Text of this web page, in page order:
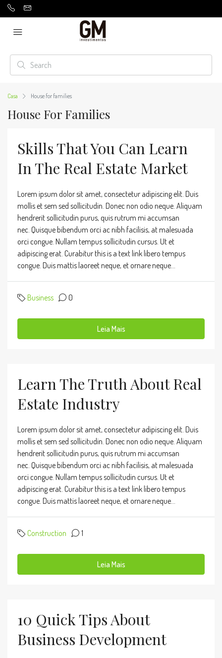
Casa House for families
House For Families
Skills That You Can Learn
In The Real Estate Market
Lorem ipsum dolor sit amet, consectetur adipiscing elit. Duis
mollis et sem sed sollicitudin. Donec non odio neque. Aliquam
hendrerit sollicitudin purus, quis rutrum mi accumsan
nec. Quisque bibendum orci ac nibh facilisis, at malesuada
orci congue. Nullam tempus sollicitudin cursus. Ut et
adipiscing erat. Curabitur this is a text link libero tempus
congue. Duis mattis laoreet neque, et ornare neque...
Business 0
Leia Mais
Learn The Truth About Real
Estate Industry
Lorem ipsum dolor sit amet, consectetur adipiscing elit. Duis
mollis et sem sed sollicitudin. Donec non odio neque. Aliquam
hendrerit sollicitudin purus, quis rutrum mi accumsan
nec. Quisque bibendum orci ac nibh facilisis, at malesuada
orci congue. Nullam tempus sollicitudin cursus. Ut et
adipiscing erat. Curabitur this is a text link libero tempus
congue. Duis mattis laoreet neque, et ornare neque...
Construction 1
Leia Mais
10 Quick Tips About
Business Development